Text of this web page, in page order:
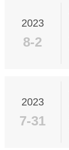
2023
8-2
2023
7-31